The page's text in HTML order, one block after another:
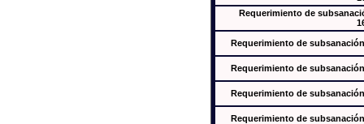
Requerimiento de
Requerimiento de
Requerimiento de
Requerimiento de
Requerimiento de